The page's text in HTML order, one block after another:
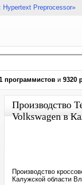
Hypertext Preprocessor»
программистов и 9320
Производство
Volkswagen в
Производство
Калужской области